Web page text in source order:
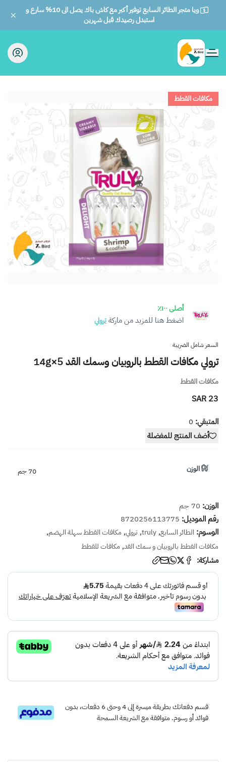
ويا متجر الطائر السابع توفير أكبر مع كاش باك يصل الى 10% سارع و
استبدل رصيدك قبل شهرين
الطائر السابع للحيوانات
مكافات القطط
أصلى ١٠٠٪
اضغط هنا للمزيد من ماركةترولي
السعر شامل الضريبة
ترولي مكافات القطط بالروبيان وسمك القد 14g×5
مكافات القطط
23 SAR
المتبقي: 0
أضف المنتج للمفضلة
الوزن 70 جم
الوزن: 70 جم
رقم الموديل: 8720256113775
الوسوم: الطائر السابع,
truly
, ترولي, مكافات القطط سهلة الهضم,
مكافات القطط بالروبيان و سمك القد, مكافات للقطط
مشاركة:
قسم دفعاتك بطريقة ميسرة إلى 4 وحتى 6 دفعات، بدون
فوائد أو رسوم. متوافقة مع الشريعة السمحة